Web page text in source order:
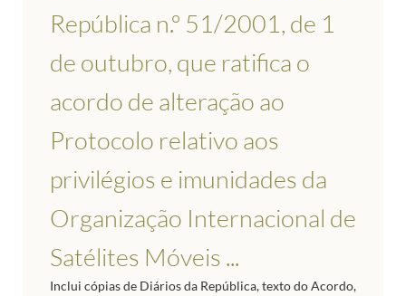
República n.º 51/2001, de 1
de outubro, que ratifica o
acordo de alteração ao
Protocolo relativo aos
privilégios e imunidades da
Organização Internacional de
Satélites Móveis ...
Inclui cópias de Diários da República, texto do Acordo,